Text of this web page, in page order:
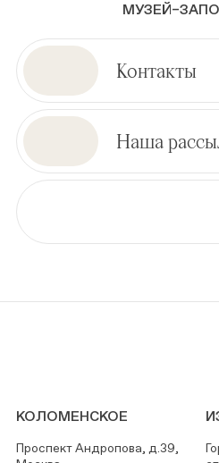
Контакты
Наша
КОЛОМЕНСКОЕ
Проспект Андропова, д.39,